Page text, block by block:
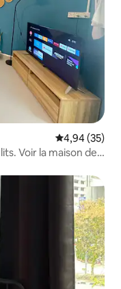
Évaluation
4,94 (35)
Voir la maison de